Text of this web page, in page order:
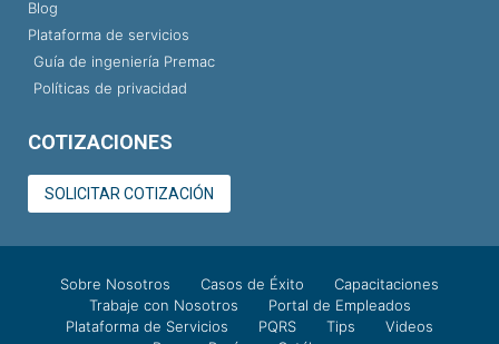
Blog
Plataforma de servicios
Guía de ingeniería Premac
Políticas de privacidad
COTIZACIONES
SOLICITAR COTIZACIÓN
Sobre Nosotros Casos de Éxito
Capacitaciones
Trabaje con Nosotros
Portal de Empleados
Plataforma de Servicios
PQRS Tips
Videos